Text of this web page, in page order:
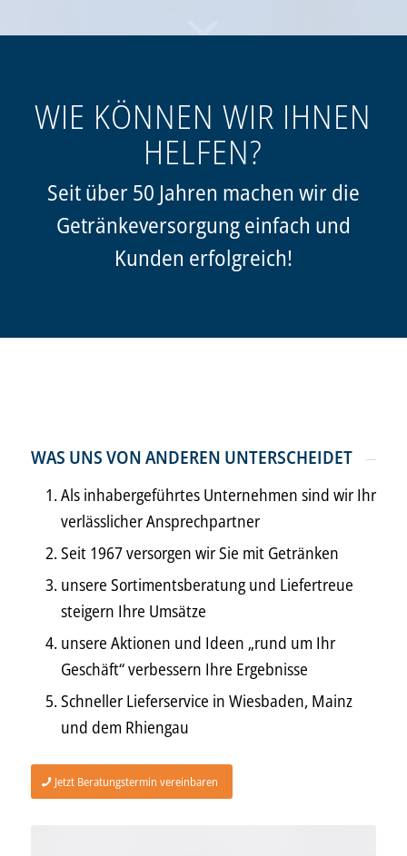
WIE KÖNNEN WIR IHNEN
HELFEN?
Seit über 50 Jahren machen wir die
Getränkeversorgung einfach und
Kunden erfolgreich!
WAS UNS VON ANDEREN UNTERSCHEIDET
Als inhabergeführtes Unternehmen sind wir Ihr
verlässlicher Ansprechpartner
Seit 1967 versorgen wir Sie mit Getränken
unsere Sortimentsberatung und Liefertreue
steigern Ihre Umsätze
unsere Aktionen und Ideen „rund um Ihr
Geschäft“ verbessern Ihre Ergebnisse
Schneller Lieferservice in Wiesbaden, Mainz
und dem Rhiengau
Jetzt Beratungstermin vereinbaren